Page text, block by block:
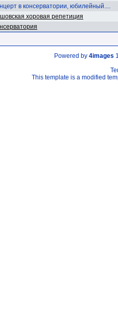
в консерватории, юбилейный....
хоровая репетиция
Powered by 4images
This template is a modified